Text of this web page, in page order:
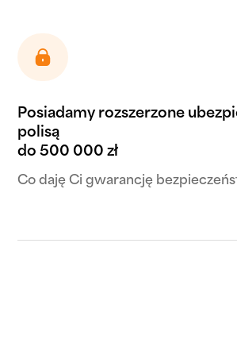
Posiadamy rozszerzone
polisą
do 500 000 zł
Co daję Ci gwarancję